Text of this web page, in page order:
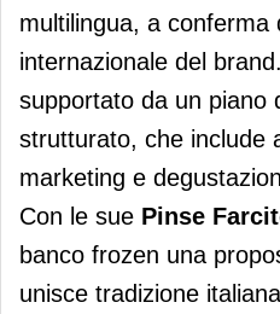
multilingua, a conferma
internazionale del
supportato da un piano
strutturato, che include
marketing e
Con le sue Pinse
banco frozen una
unisce tradizione